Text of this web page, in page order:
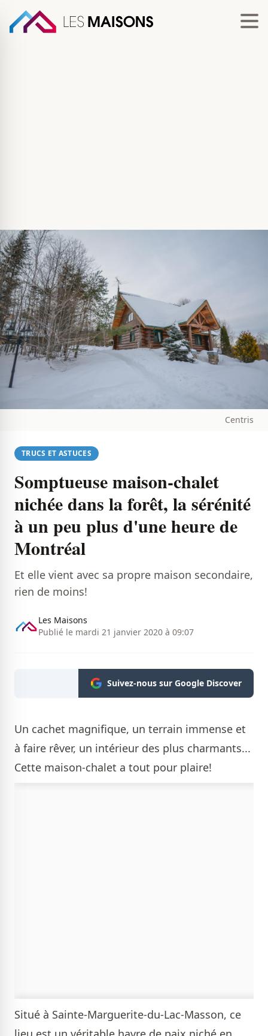
Centris
TRUCS ET ASTUCES
Somptueuse maison-chalet
nichée dans la forêt, la sérénité
à un peu plus d'une heure de
Montréal
Et elle vient avec sa propre maison secondaire,
rien de moins!
Les Maisons
Publié le mardi 21 janvier 2020 à 09:07
Suivez-nous sur Google Discover
Un cachet magnifique, un terrain immense et
à faire rêver, un intérieur des plus charmants...
Cette maison-chalet a tout pour plaire!
Situé à Sainte-Marguerite-du-Lac-Masson, ce